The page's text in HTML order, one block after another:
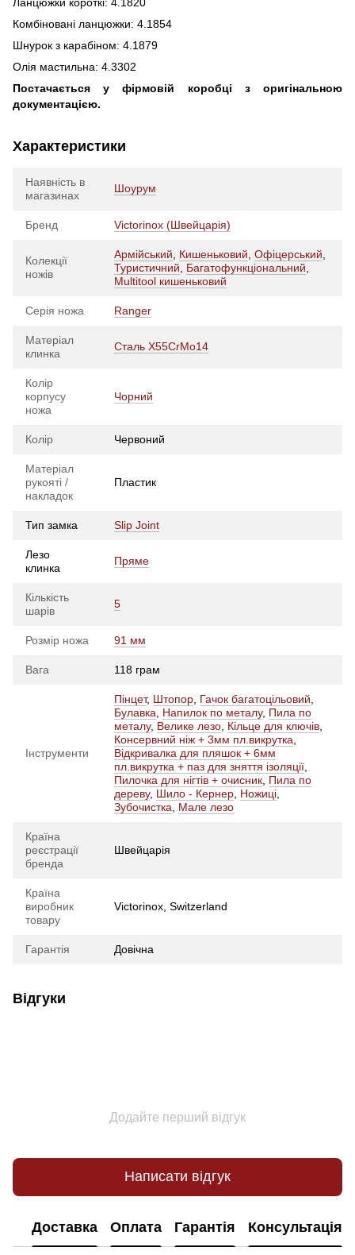
Комбіновані ланцюжки: 4.1854
Шнурок з карабіном: 4.1879
Олія мастильна: 4.3302
Постачається у фірмовій коробці з оригінальною
документацією.
Характеристики
Наявність в
магазинах
Шоурум
Бренд Victorinox (Швейцарія)
Колекції
ножів
Армійський Кишеньковий Офіцерський
Туристичний
Багатофункціональний
Multitool кишеньковий
Серія ножа Ranger
Матеріал
клинка
Сталь X55CrMo14
Колір
корпусу
ножа
Чорний
Колір Червоний
Матеріал
рукояті /
накладок
Пластик
Тип замка Slip Joint
Лезо
клинка
Пряме
Кількість
шарів
5
Розмір ножа 91 мм
Вага 118 грам
Інструменти
Пінцет, Штопор Гачок багатоцільовий
Булавка
Напилок по металу, Пила по
металу, Велике лезо Кільце для ключів
Консервний ніж + 3мм пл.викрутка
Відкривалка для пляшок + 6мм
пл.викрутка + паз для зняття ізоляції
Пилочка для нігтів + очисник Пила по
дереву, Шило - Кернер Ножиці
Зубочистка
Мале лезо
Країна
реєстрації
бренда
Швейцарія
Країна
виробник
товару
Victorinox, Switzerland
Гарантія Довічна
Відгуки
Додайте перший відгук
Написати відгук
Доставка Оплата Гарантія Консультація